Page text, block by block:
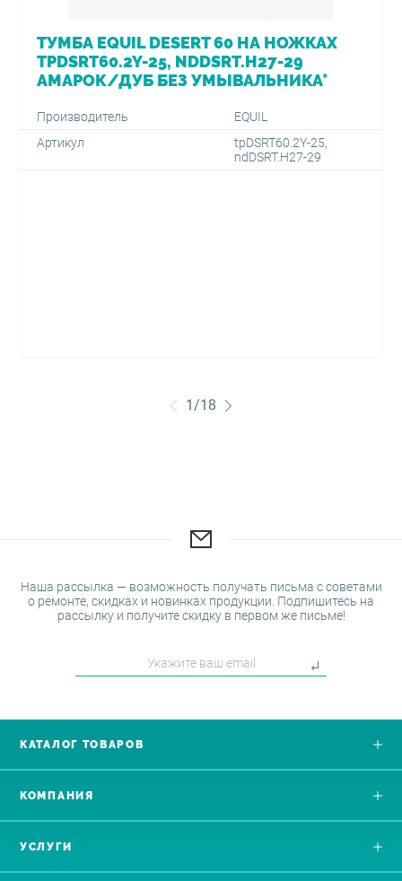
ТУМБА EQUIL DESERT 60 НА НОЖКАХ
TPDSRT60.2Y-25, NDDSRT.H27-29
АМАРОК/ДУБ БЕЗ УМЫВАЛЬНИКА*
Производитель
EQUIL
Артикул
tpDSRT60.2Y-25,
ndDSRT.H27-29
1/18
Наша рассылка — возможность получать письма с советами
о ремонте, скидках и новинках продукции. Подпишитесь на
рассылку и получите скидку в первом же письме!
КАТАЛОГ ТОВАРОВ
УСЛУГИ
КОМПАНИЯ